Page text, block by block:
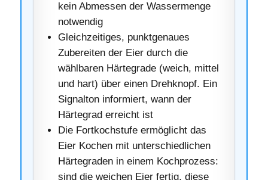
kein Abmessen der Wassermenge
notwendig
Gleichzeitiges, punktgenaues
Zubereiten der Eier durch die
wählbaren Härtegrade (weich, mittel
und hart) über einen Drehknopf. Ein
Signalton informiert, wann der
Härtegrad erreicht ist
Die Fortkochstufe ermöglicht das
Eier Kochen mit unterschiedlichen
Härtegraden in einem Kochprozess:
sind die weichen Eier fertig, diese